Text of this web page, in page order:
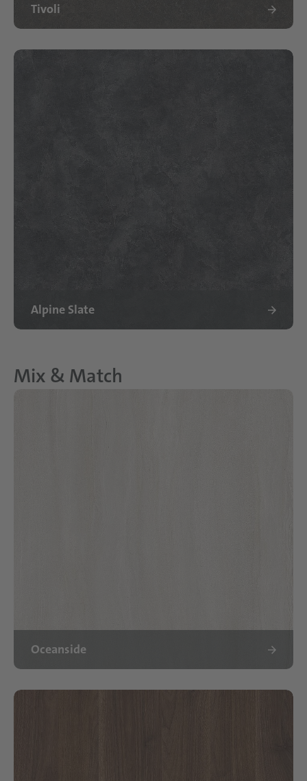
Tivoli
Alpine Slate
Mix & Match
Oceanside